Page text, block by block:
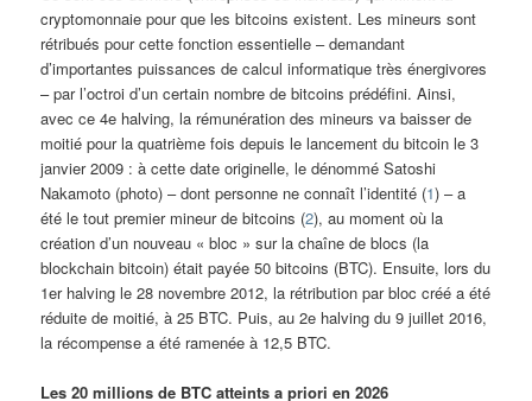
cryptomonnaie pour que les bitcoins existent. Les mineurs sont
rétribués pour cette fonction essentielle – demandant
d’importantes puissances de calcul informatique très énergivores
– par l’octroi d’un certain nombre de bitcoins prédéfini. Ainsi,
avec ce 4e halving, la rémunération des mineurs va baisser de
moitié pour la quatrième fois depuis le lancement du bitcoin le 3
janvier 2009 : à cette date originelle, le dénommé Satoshi
Nakamoto (photo) – dont personne ne connaît l’identité (1) – a
été le tout premier mineur de bitcoins (2), au moment où la
création d’un nouveau « bloc » sur la chaîne de blocs (la
blockchain bitcoin) était payée 50 bitcoins (BTC). Ensuite, lors du
1er halving le 28 novembre 2012, la rétribution par bloc créé a été
réduite de moitié, à 25 BTC. Puis, au 2e halving du 9 juillet 2016,
la récompense a été ramenée à 12,5 BTC.
Les 20 millions de BTC atteints a priori en 2026